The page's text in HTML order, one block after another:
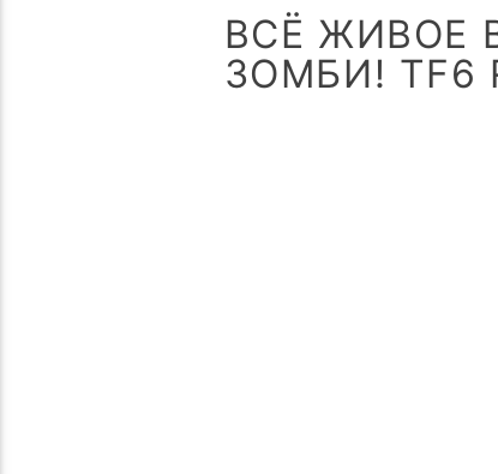
ВСЁ ЖИВОЕ
ЗОМБИ! TF6